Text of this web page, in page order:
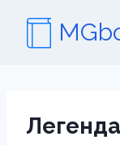
содержимому